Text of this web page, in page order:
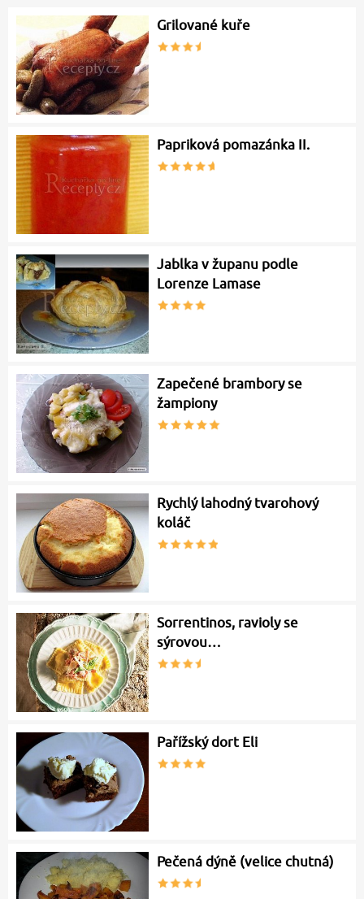
Grilované kuře
Papriková pomazánka II.
Jablka v županu podle
Lorenze Lamase
Zapečené brambory se
žampiony
Rychlý lahodný tvarohový
koláč
Sorrentinos, ravioly se
sýrovou…
Pařížský dort Eli
Pečená dýně (velice chutná)